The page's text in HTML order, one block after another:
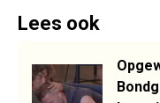
Lees ook